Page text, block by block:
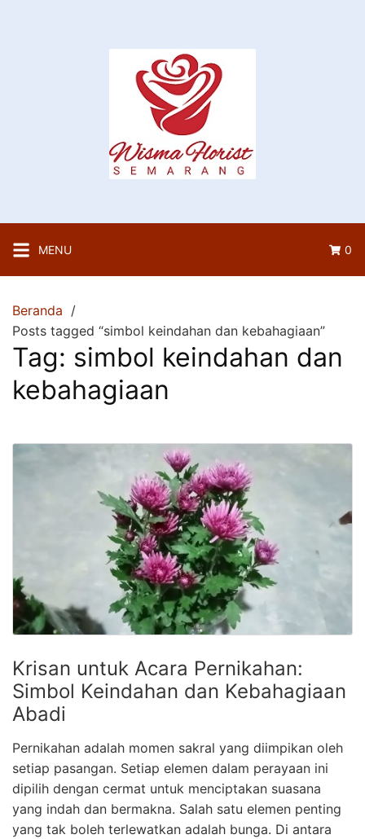
MENU 0
Beranda
Posts tagged “simbol keindahan dan kebahagiaan”
Tag: simbol keindahan dan
kebahagiaan
Krisan untuk Acara Pernikahan:
Simbol Keindahan dan Kebahagiaan
Abadi
Pernikahan adalah momen sakral yang diimpikan oleh
setiap pasangan. Setiap elemen dalam perayaan ini
dipilih dengan cermat untuk menciptakan suasana
yang indah dan bermakna. Salah satu elemen penting
yang tak boleh terlewatkan adalah bunga. Di antara